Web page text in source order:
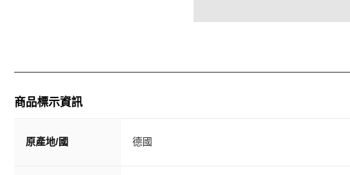
商品標示資訊
原產地/國 德國